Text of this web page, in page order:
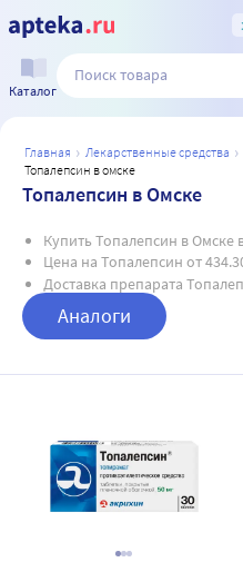
Каталог
главная лекарственные средства
топалепсин в омске
Топалепсин в Омске
Купить Топалепсин в Омске
Цена на Топалепсин от
Доставка препарата
Аналоги